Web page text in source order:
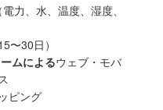
（電力、水、温度、湿度、
〜30日）
ムによるウェブ・モバ
ピング